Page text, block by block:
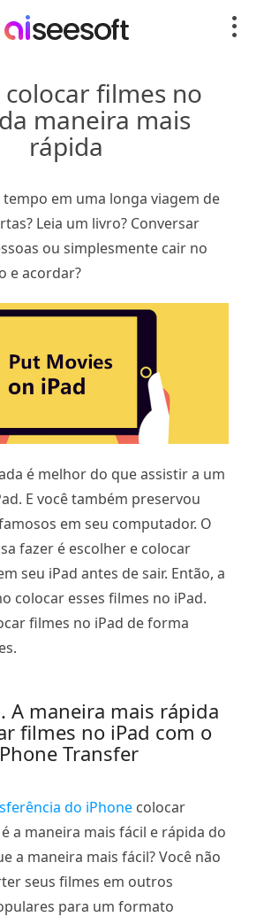
colocar filmes no
maneira mais
rápida
em uma longa viagem de
Leia um livro? Conversar
ou simplesmente cair no
e acordar?
é melhor do que assistir a um
E você também preservou
em seu computador. O
fazer é escolher e colocar
seu iPad antes de sair. Então, a
colocar esses filmes no iPad.
filmes no iPad de forma
A maneira mais rápida
filmes no iPad com o
Transfer
do iPhone colocar
a maneira mais fácil e rápida do
a maneira mais fácil? Você não
seus filmes em outros
para um formato